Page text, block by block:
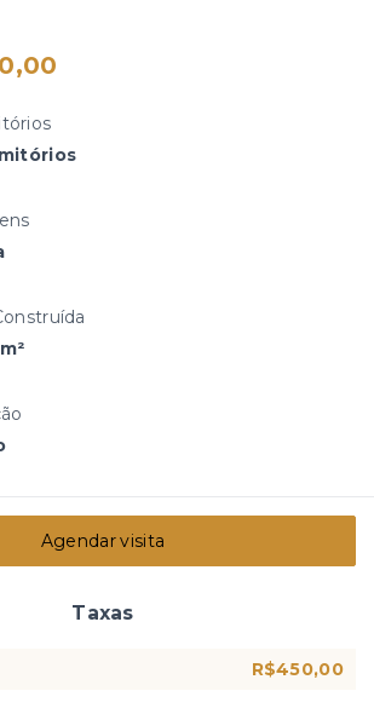
Agendar visita
Taxas
R$450,00